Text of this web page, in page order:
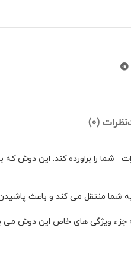
نظرات (0)
شما را براورده کند. این دوش
شما منتقل می کند و باعث
ویژگی های خاص این دوش می